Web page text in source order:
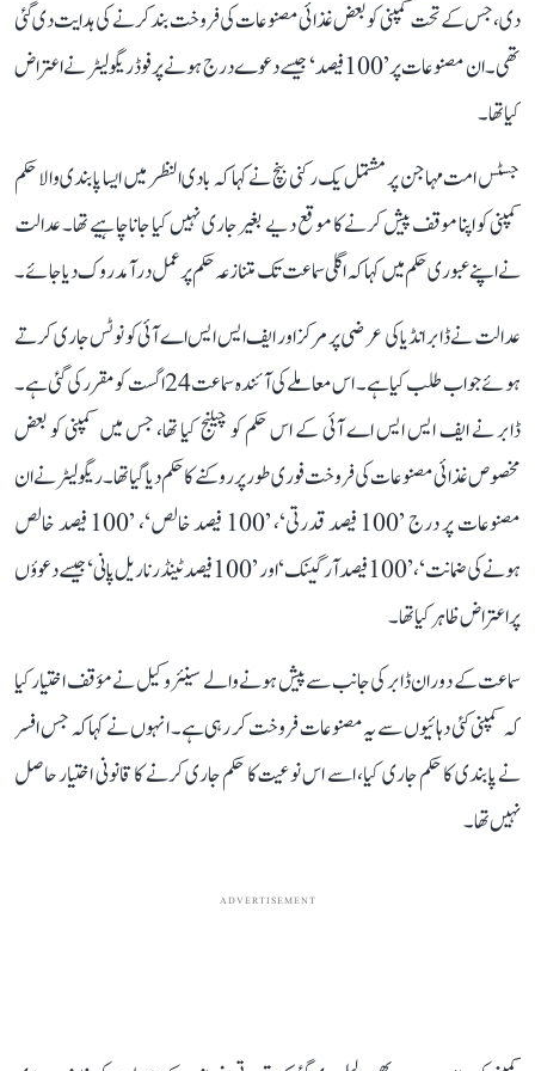
دی، جس کے تحت کمپنی کو بعض غذائی مصنوعات کی فروخت بند کرنے کی ہدایت دی گئی
تھی۔ ان مصنوعات پر ’100 فیصد‘ جیسے دعوے درج ہونے پر فوڈ ریگولیٹر نے اعتراض
کیا تھا۔
جسٹس امت مہاجن پر مشتمل یک رکنی بنچ نے کہا کہ بادی النظر میں ایسا پابندی والا حکم
کمپنی کو اپنا موقف پیش کرنے کا موقع دیے بغیر جاری نہیں کیا جانا چاہیے تھا۔ عدالت
نے اپنے عبوری حکم میں کہا کہ اگلی سماعت تک متنازعہ حکم پر عمل درآمد روک دیا جائے۔
عدالت نے ڈابر انڈیا کی عرضی پر مرکز اور ایف ایس ایس اے آئی کو نوٹس جاری کرتے
ہوئے جواب طلب کیا ہے۔ اس معاملے کی آئندہ سماعت 24 اگست کو مقرر کی گئی ہے۔
ڈابر نے ایف ایس ایس اے آئی کے اس حکم کو چیلنج کیا تھا، جس میں کمپنی کو بعض
مخصوص غذائی مصنوعات کی فروخت فوری طور پر روکنے کا حکم دیا گیا تھا۔ ریگولیٹر نے ان
مصنوعات پر درج ’100 فیصد قدرتی‘، ’100 فیصد خالص‘، ’100 فیصد خالص
ہونے کی ضمانت‘، ’100 فیصد آرگینک‘ اور ’100 فیصد ٹینڈر ناریل پانی‘ جیسے دعوؤں
پر اعتراض ظاہر کیا تھا۔
سماعت کے دوران ڈابر کی جانب سے پیش ہونے والے سینئر وکیل نے مؤقف اختیار کیا
کہ کمپنی کئی دہائیوں سے یہ مصنوعات فروخت کر رہی ہے۔ انہوں نے کہا کہ جس افسر
نے پابندی کا حکم جاری کیا، اسے اس نوعیت کا حکم جاری کرنے کا قانونی اختیار حاصل
نہیں تھا۔
ADVERTISEMENT